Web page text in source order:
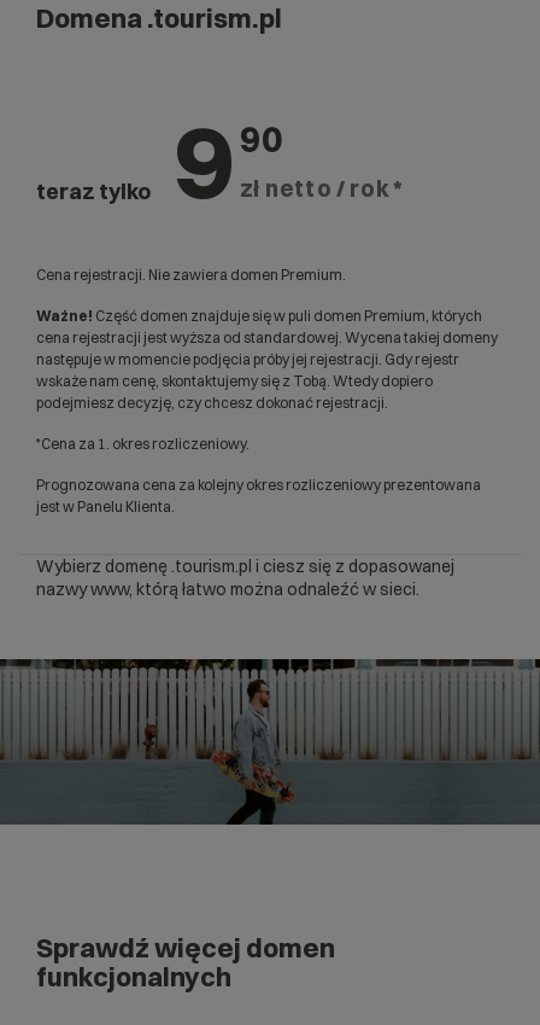
Domena .tourism.pl
teraz tylko 9 90
zł netto / rok *
Cena rejestracji. Nie zawiera domen Premium.
Ważne! Część domen znajduje się w puli domen Premium, których
cena rejestracji jest wyższa od standardowej. Wycena takiej domeny
następuje w momencie podjęcia próby jej rejestracji. Gdy rejestr
wskaże nam cenę, skontaktujemy się z Tobą. Wtedy dopiero
podejmiesz decyzję, czy chcesz dokonać rejestracji.
*Cena za 1. okres rozliczeniowy.
Prognozowana cena za kolejny okres rozliczeniowy prezentowana
jest w Panelu Klienta.
Wybierz domenę .tourism.pl i ciesz się z dopasowanej
nazwy www, którą łatwo można odnaleźć w sieci.
Sprawdź więcej domen
funkcjonalnych